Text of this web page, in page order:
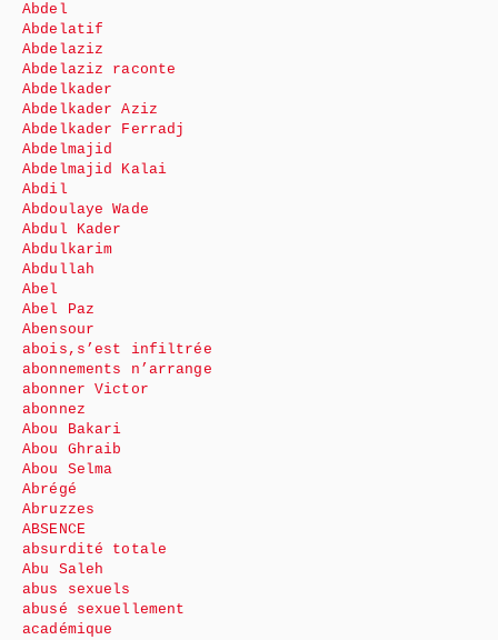
Abdel
Abdelatif
Abdelaziz
Abdelaziz raconte
Abdelkader
Abdelkader Aziz
Abdelkader Ferradj
Abdelmajid
Abdelmajid Kalai
Abdil
Abdoulaye Wade
Abdul Kader
Abdulkarim
Abdullah
Abel
Abel Paz
Abensour
abois,s’est infiltrée
abonnements n’arrange
abonner Victor
abonnez
Abou Bakari
Abou Ghraib
Abou Selma
Abrégé
Abruzzes
ABSENCE
absurdité totale
Abu Saleh
abus sexuels
abusé sexuellement
académique